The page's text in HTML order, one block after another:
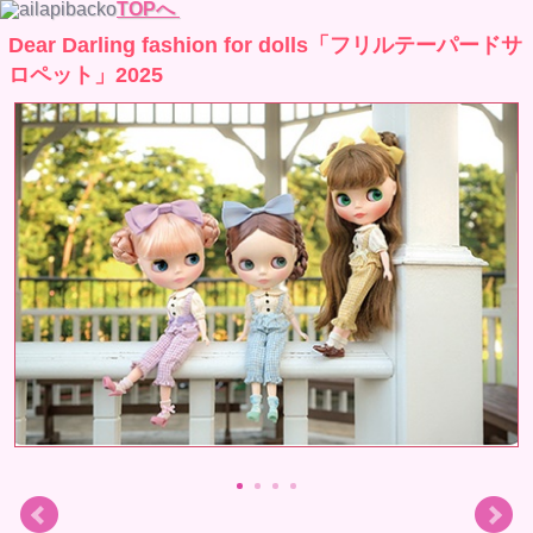
TOPへ
Dear Darling fashion for dolls「フリルテーパードサ
ロペット」2025